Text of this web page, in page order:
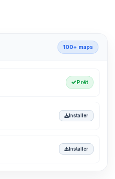
100+ maps
Prêt
Installer
Installer